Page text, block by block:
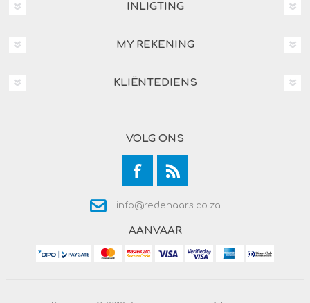
INLIGTING
MY REKENING
KLIËNTEDIENS
VOLG ONS
info@redenaars.co.za
AANVAAR